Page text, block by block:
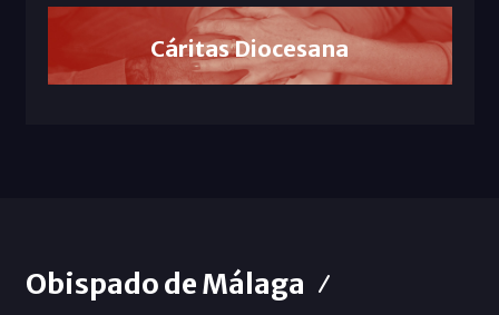
Cáritas Diocesana
Obispado de Málaga